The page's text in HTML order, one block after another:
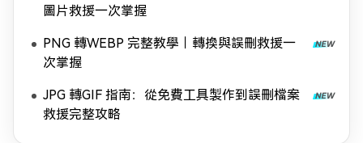
圖片救援一次掌握
PNG 轉WEBP 完整教學｜轉換與誤刪救援一
次掌握
JPG 轉GIF 指南：從免費工具製作到誤刪檔案
救援完整攻略